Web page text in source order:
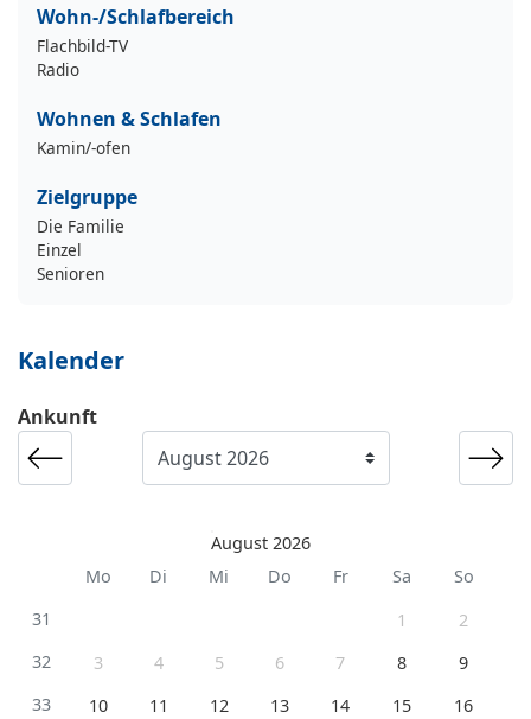
Wohn-/Schlafbereich
Flachbild-TV
Radio
Wohnen & Schlafen
Kamin/-ofen
Zielgruppe
Die Familie
Einzel
Senioren
Kalender
Ankunft
August 2026
Mo
Di Mi Do Fr Sa
So
31
1
2
32
3 4 5 6 7 8
9
33
10 11 12 13 14 15
16